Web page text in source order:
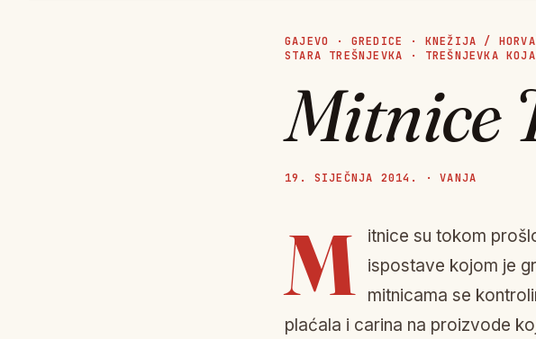
GAJEVO · GREDICE · KNEŽIJA /
STARA TREŠNJEVKA · TREŠNJEVKA
Mitnice
19. SIJEČNJA 2014. · VANJA
M
itnice su tokom
ispostave kojom je
mitnicama se
plaćala i carina na proizvode